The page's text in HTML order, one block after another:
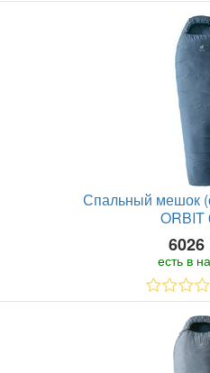
Спальный мешок
ORBIT
6026
есть в